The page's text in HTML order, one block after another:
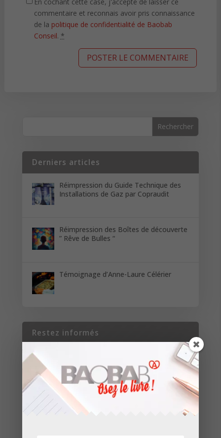
commentaire et reconnais avoir pris connaissance
de la politique de confidentialité de Baobab
Conseil. *
Derniers articles
Réimpression du Guide Technique des
Installations de Gaz par Copraudit
Réimpression des Boîtes de découverte
” Rêve de Bulles “
Témoignage d’Anne-Laure Célérier
Restez informés